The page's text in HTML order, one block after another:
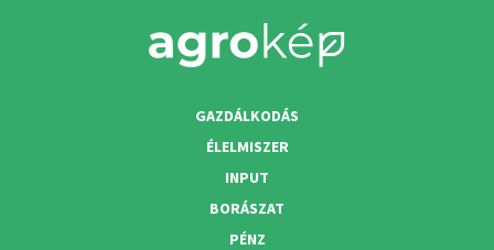
GAZDÁLKODÁS
ÉLELMISZER
INPUT
BORÁSZAT
PÉNZ